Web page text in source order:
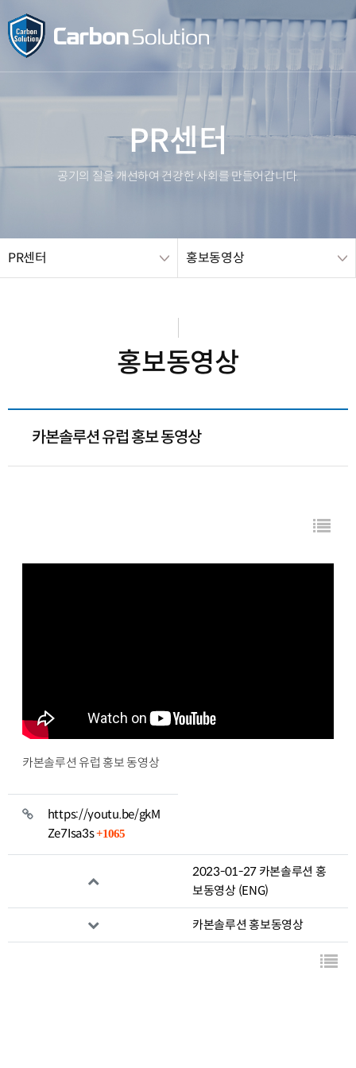
메인
PR센터
공기의 질을 개선하여 건강한 사회를 만들어갑니다.
PR센터 홍보동영상
홍보동영상
카본솔루션 유럽 홍보 동영상
목록
카본솔루션 유럽 홍보 동영상
관련자료
https://youtu.be/gkM
Ze7Isa3s 1065회 연결
2023-01-27 카본솔루션 홍
보동영상 (ENG)
카본솔루션 홍보동영상
목